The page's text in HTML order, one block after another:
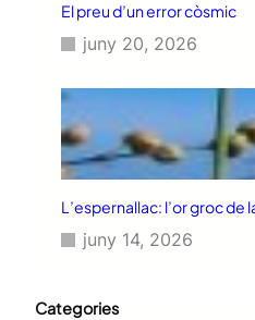
El preu d’un error còsmic
juny 20, 2026
L’espernallac: l’or groc de
juny 14, 2026
Categories